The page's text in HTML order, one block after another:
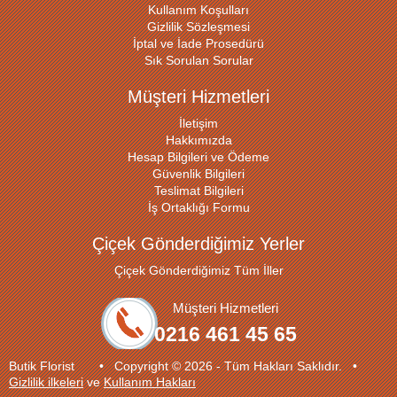
Kullanım Koşulları
Gizlilik Sözleşmesi
İptal ve İade Prosedürü
Sık Sorulan Sorular
Müşteri Hizmetleri
İletişim
Hakkımızda
Hesap Bilgileri ve Ödeme
Güvenlik Bilgileri
Teslimat Bilgileri
İş Ortaklığı Formu
Çiçek Gönderdiğimiz Yerler
Çiçek Gönderdiğimiz Tüm İller
Müşteri Hizmetleri
0216 461 45 65
Butik Florist • Copyright © 2026 - Tüm Hakları Saklıdır. •
Gizlilik ilkeleriveKullanım Hakları